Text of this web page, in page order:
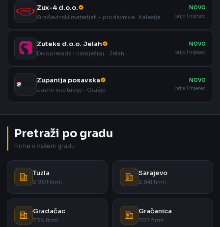
Zux-4 d.o.o.
Građevinski materijali - prodavnice · Kalesija
NOVO
prije 1 mjesec
Zuteks d.o.o. Jelah
Drvoprerada i namještaj · Jelah
NOVO
prije 1 mjesec
Zupanija posavska
Javne institucije · Orašje
NOVO
prije 1 mjesec
Pretraži po gradu
Firme u vašem gradu
Tuzla
2.901 firmi
Sarajevo
2.841 firmi
Gradačac
736 firmi
Gračanica
707 firmi